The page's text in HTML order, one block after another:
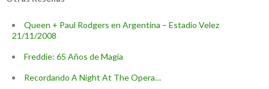
Queen + Paul Rodgers en Argentina – Estadio Velez
21/11/2008
Freddie: 65 Años de Magia
Recordando A Night At The Opera…